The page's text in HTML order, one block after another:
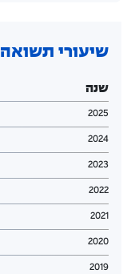
שיעורי תשואה
שנה
2025
2024
2023
2022
2021
2020
2019